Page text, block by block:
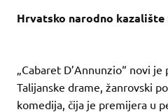
Hrvatsko narodno kazalište
„Cabaret D’Annunzio“ novi
Talijanske drame, žanrovski
komedija, čija je premijera u